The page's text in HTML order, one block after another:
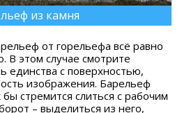
из камня
от горельефа всё равно
В этом случае смотрите
единства с поверхностью,
изображения. Барельеф
стремится слиться с рабочим
– выделиться из него,